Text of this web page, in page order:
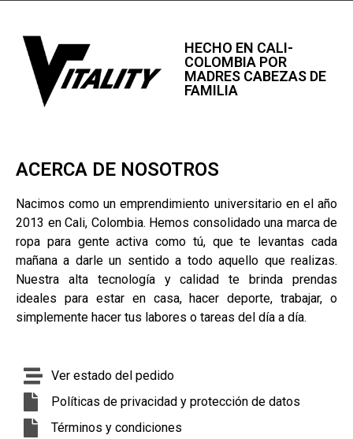
HECHO EN CALI-
COLOMBIA POR
MADRES CABEZAS DE
FAMILIA
ACERCA DE NOSOTROS
Nacimos como un emprendimiento universitario en el año
2013 en Cali, Colombia. Hemos consolidado una marca de
ropa para gente activa como tú, que te levantas cada
mañana a darle un sentido a todo aquello que realizas.
Nuestra alta tecnología y calidad te brinda prendas
ideales para estar en casa, hacer deporte, trabajar, o
simplemente hacer tus labores o tareas del día a día.
Ver estado del pedido
Políticas de privacidad y protección de datos
Términos y condiciones